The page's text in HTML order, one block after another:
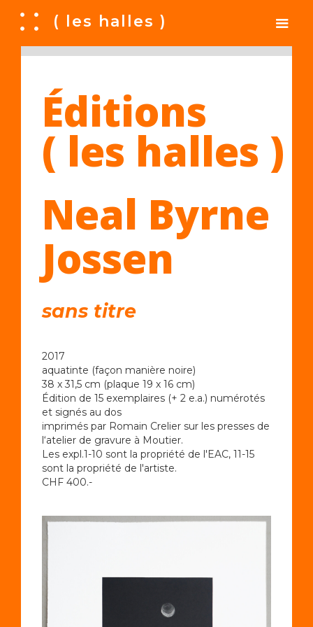
A ( les halles )
Éditions
( les halles )
Neal Byrne
Jossen
sans titre
2017
aquatinte (façon manière noire)
38 x 31,5 cm (plaque 19 x 16 cm)
Édition de 15 exemplaires (+ 2 e.a.) numérotés
et signés au dos
imprimés par Romain Crelier sur les presses de
l‘atelier de gravure à Moutier.
Les expl.1-10 sont la propriété de l'EAC, 11-15
sont la propriété de l'artiste.
CHF 400.-